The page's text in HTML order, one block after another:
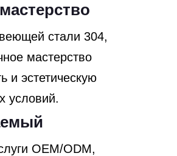
стали 304,
мастерство
и эстетическую
условий.
OEM/ODM,